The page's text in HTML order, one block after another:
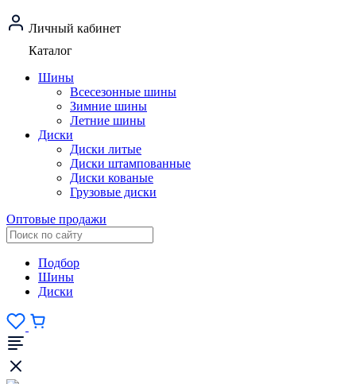
Личный кабинет
Каталог
Шины
Всесезонные шины
Зимние шины
Летние шины
Диски
Диски литые
Диски штампованные
Диски кованые
Грузовые диски
Оптовые продажи
Подбор
Шины
Диски